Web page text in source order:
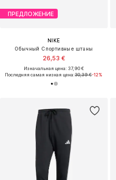
ПРЕДЛОЖЕНИЕ
NIKE
Обычный Спортивные штаны
26,53 €
Изначальная цена: 37,90 €
Последняя самая низкая цена:30,39 €-12%